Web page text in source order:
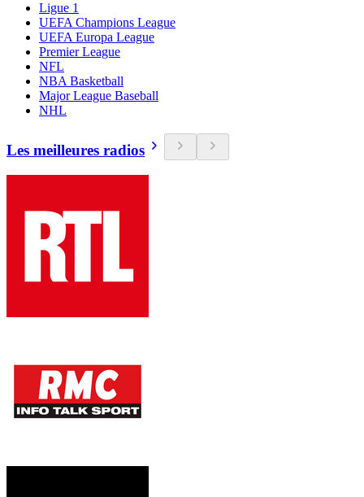
Ligue 1
UEFA Champions League
UEFA Europa League
Premier League
NFL
NBA Basketball
Major League Baseball
NHL
Les meilleures radios